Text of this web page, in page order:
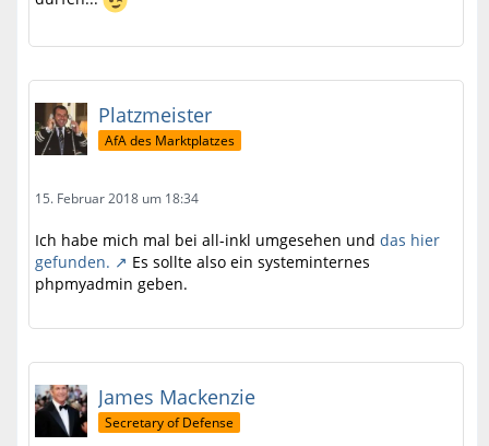
Platzmeister
AfA des Marktplatzes
15. Februar 2018 um 18:34
Ich habe mich mal bei all-inkl umgesehen und das hier
gefunden.
Es sollte also ein systeminternes
phpmyadmin geben.
James Mackenzie
Secretary of Defense